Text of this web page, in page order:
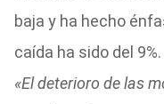
baja y ha hecho
caída ha sido del 9%.
«El deterioro de las